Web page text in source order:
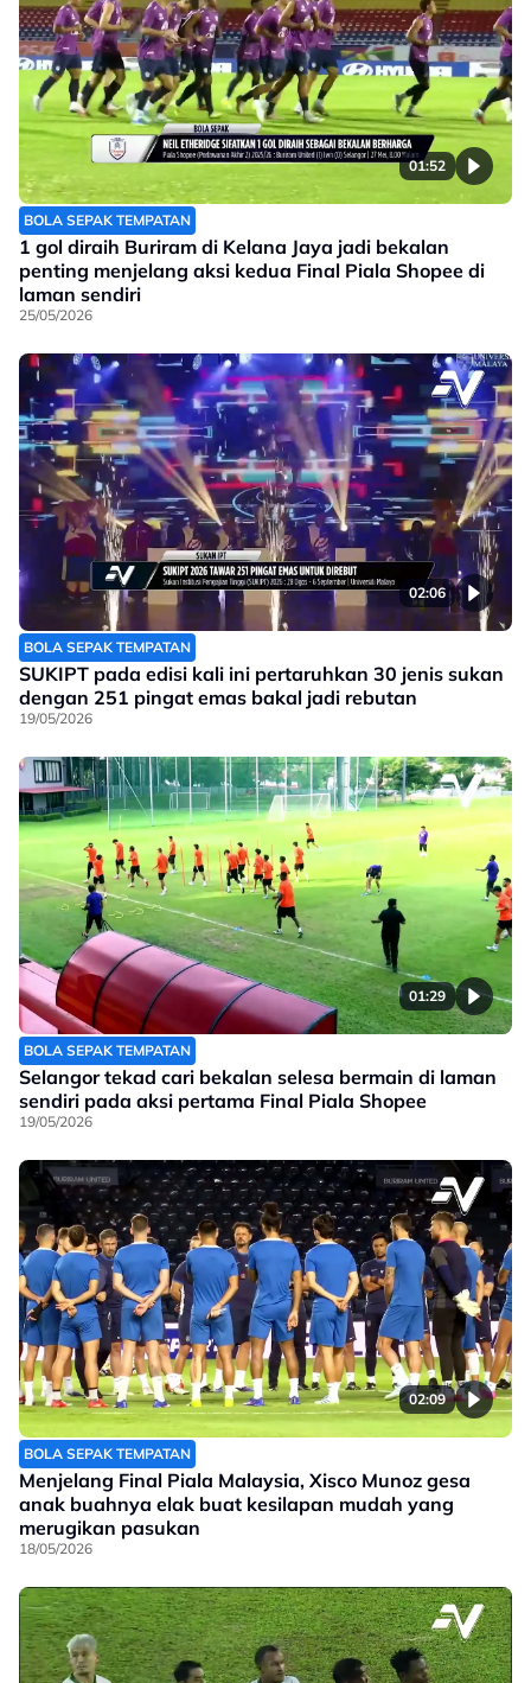
01:52
BOLA SEPAK TEMPATAN
1 gol diraih Buriram di Kelana Jaya jadi bekalan
penting menjelang aksi kedua Final Piala Shopee di
laman sendiri
25/05/2026
02:06
BOLA SEPAK TEMPATAN
SUKIPT pada edisi kali ini pertaruhkan 30 jenis sukan
dengan 251 pingat emas bakal jadi rebutan
19/05/2026
01:29
BOLA SEPAK TEMPATAN
Selangor tekad cari bekalan selesa bermain di laman
sendiri pada aksi pertama Final Piala Shopee
19/05/2026
02:09
BOLA SEPAK TEMPATAN
Menjelang Final Piala Malaysia, Xisco Munoz gesa
anak buahnya elak buat kesilapan mudah yang
merugikan pasukan
18/05/2026